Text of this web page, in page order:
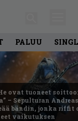
PALUU
ovat tuoneet
– Sepulturan
bändin, jonka riffit
vaikutuksen